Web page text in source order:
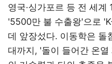
영국·싱가포르 등 전 세
'5500만 불 수출왕'으로
데 앞장섰다. 이동학은 돌
대까지, '돌이 들어간 온